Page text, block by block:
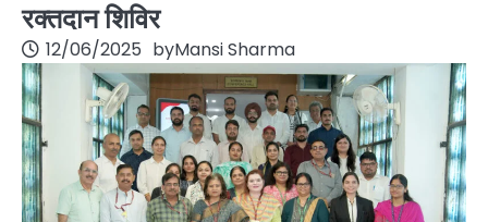
रक्तदान शिविर
12/06/2025 byMansi Sharma